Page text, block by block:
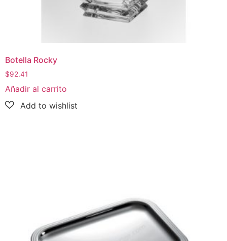
Botella Rocky
$92.41
Añadir al carrito